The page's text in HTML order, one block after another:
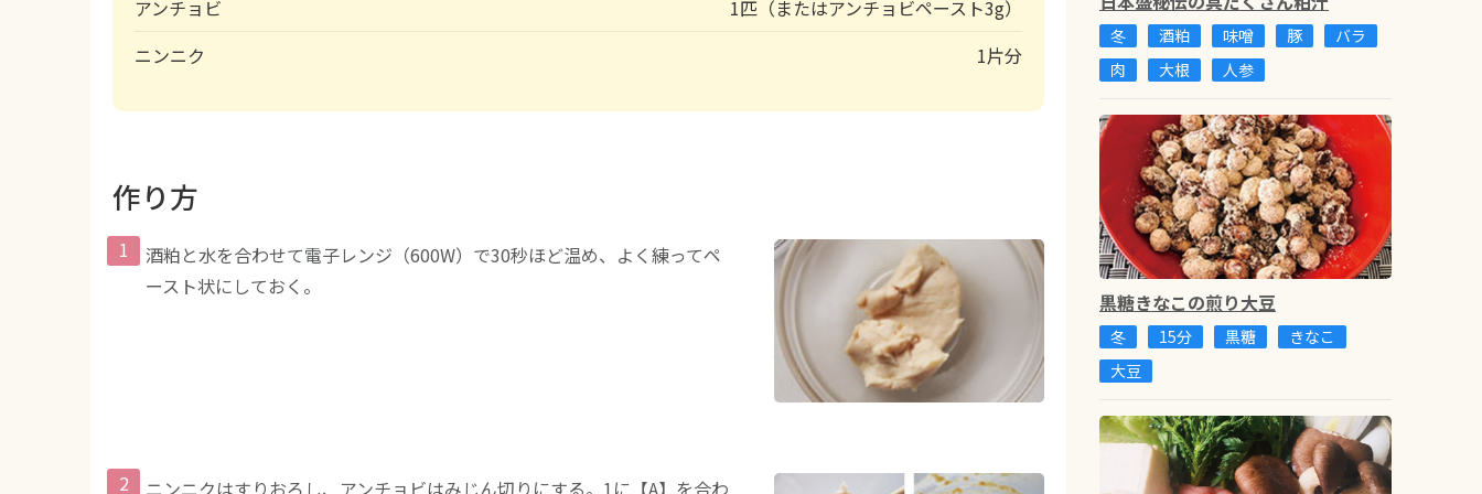
アンチョビ
1匹（またはアンチョビペースト3g）
ニンニク
1片分
作り方
酒粕と水を合わせて電子レンジ（600W）で30秒ほど温め、よく練ってペ
ースト状にしておく。
ニンニクはすりおろし、アンチョビはみじん切りにする。1に【A】を合わ
冬 酒粕 味噌 豚
バラ
肉
大根 人参
黒糖きなこの煎り大豆
冬 15分 黒糖
きなこ
大豆